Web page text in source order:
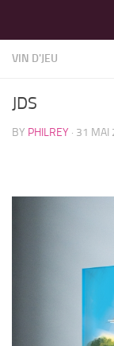
VIN D'JEU
JDS
BY PHILREY · 31 MAI